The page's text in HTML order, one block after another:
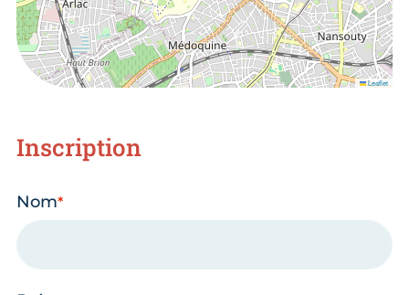
Leaflet
Inscription
Nom